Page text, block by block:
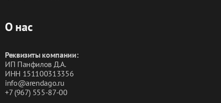
О нас
Реквизиты компании:
ИП Панфилов Д.А.
ИНН 151100313356
info@arendago.ru
+7 (967) 555-87-00